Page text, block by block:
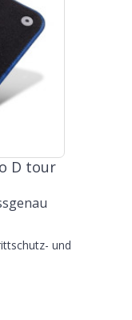
D tour
und